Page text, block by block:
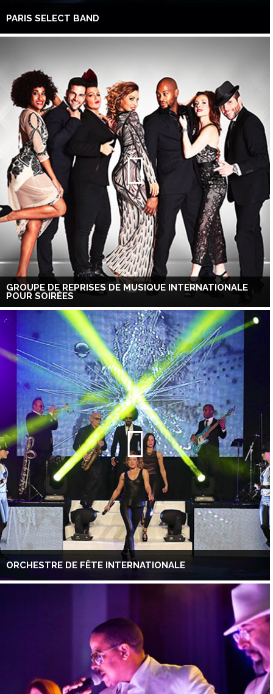
PARIS SELECT BAND
GROUPE DE REPRISES DE MUSIQUE INTERNATIONALE
POUR SOIRÉES
ORCHESTRE DE FÊTE INTERNATIONALE